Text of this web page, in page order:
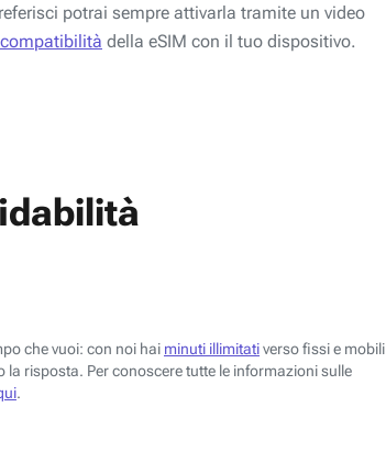
potrai sempre attivarla tramite un video
della eSIM con il tuo dispositivo.
che vuoi: con noi hai minuti illimitativerso fissi e mobili
risposta. Per conoscere tutte le informazioni sulle
.